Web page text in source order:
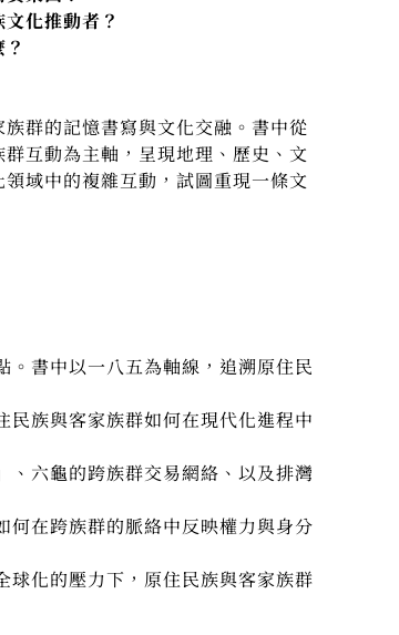
動者？
群的記憶書寫與文化交融。書中從
互動為主軸，呈現地理、歷史、文
域中的複雜互動，試圖重現一條文
書中以一八五為軸線，追溯原住民
族與客家族群如何在現代化進程中
六龜的跨族群交易網絡、以及排灣
何在跨族群的脈絡中反映權力與身分
球化的壓力下，原住民族與客家族群